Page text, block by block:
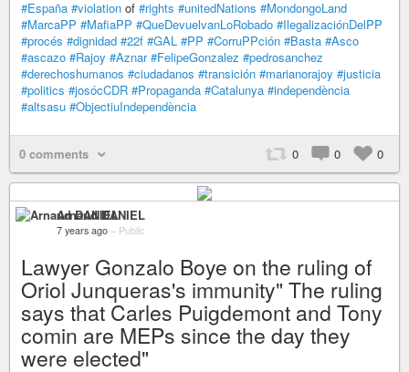
#España #violation of #rights #unitedNations #MondongoLand
#MarcaPP #MafiaPP #QueDevuelvanLoRobado #IlegalizaciónDelPP
#procés #dignidad #22f #GAL #PP #CorruPPción #Basta #Asco
#ascazo #Rajoy #Aznar #FelipeGonzalez #pedrosanchez
#derechoshumanos #ciudadanos #transición #marianorajoy #justicia
#politics #josócCDR #Propaganda #Catalunya #independència
#altsasu #ObjectiuIndependència
0 comments 0 0 0
Arnaud DANIEL
7 years ago – Public
Lawyer Gonzalo Boye on the ruling of
Oriol Junqueras's immunity" The ruling
says that Carles Puigdemont and Tony
comin are MEPs since the day they
were elected"